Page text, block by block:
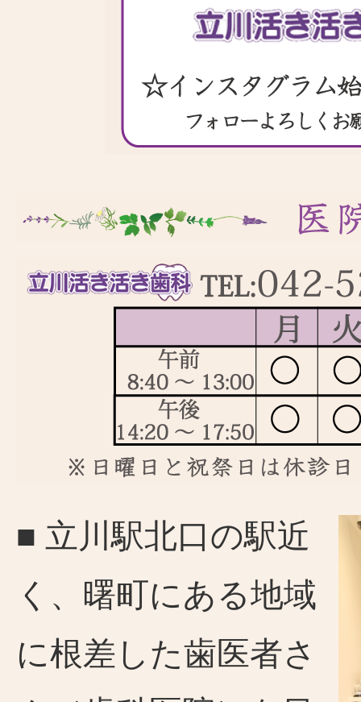
■ 立川駅北口の駅近
く、曙町にある地域
に根差した歯医者さ